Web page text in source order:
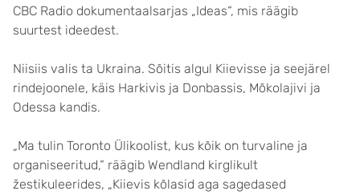
CBC Radio dokumentaalsarjas „Ideas“, mis räägib
suurtest ideedest.
Niisiis valis ta Ukraina. Sõitis algul Kiievisse ja seejärel
rindejoonele, käis Harkivis ja Donbassis, Mõkolajivi ja
Odessa kandis.
„Ma tulin Toronto Ülikoolist, kus kõik on turvaline ja
organiseeritud,“ räägib Wendland kirglikult
žestikuleerides, „Kiievis kõlasid aga sagedased